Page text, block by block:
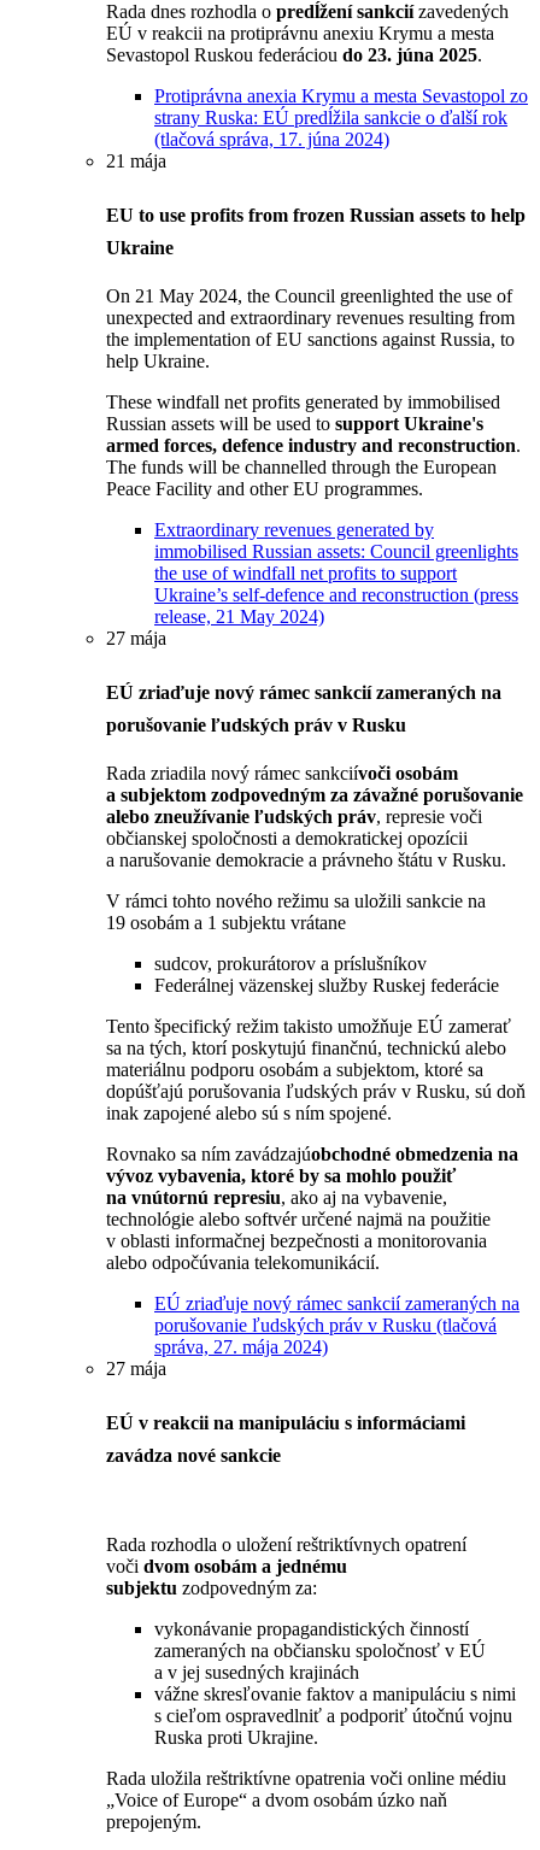
Rada dnes rozhodla o predĺžení sankciízavedených
EÚ v reakcii na protiprávnu anexiu Krymu a mesta
Sevastopol Ruskou federáciou do 23. júna 2025.
Protiprávna anexia Krymu a mesta Sevastopol zo
strany Ruska: EÚ predĺžila sankcie o ďalší rok
(tlačová správa, 17. júna 2024)
21 mája
EU to use profits from frozen Russian assets to help
Ukraine
On 21 May 2024, the Council greenlighted the use of
unexpected and extraordinary revenues resulting from
the implementation of EU sanctions against Russia, to
help Ukraine.
These windfall net profits generated by immobilised
Russian assets will be used to support Ukraine's
armed forces, defence industry and reconstruction.
The funds will be channelled through the European
Peace Facility and other EU programmes.
Extraordinary revenues generated by
immobilised Russian assets: Council greenlights
the use of windfall net profits to support
Ukraine’s self-defence and reconstruction (press
release, 21 May 2024)
27 mája
EÚ zriaďuje nový rámec sankcií zameraných na
porušovanie ľudských práv v Rusku
Rada zriadila nový rámec sankciívoči osobám
a subjektom zodpovedným za závažné porušovanie
alebo zneužívanie ľudských práv, represie voči
občianskej spoločnosti a demokratickej opozícii
a narušovanie demokracie a právneho štátu v Rusku.
V rámci tohto nového režimu sa uložili sankcie na
19 osobám a 1 subjektu vrátane
sudcov, prokurátorov a príslušníkov
Federálnej väzenskej služby Ruskej federácie
Tento špecifický režim takisto umožňuje EÚ zamerať
sa na tých, ktorí poskytujú finančnú, technickú alebo
materiálnu podporu osobám a subjektom, ktoré sa
dopúšťajú porušovania ľudských práv v Rusku, sú doň
inak zapojené alebo sú s ním spojené.
Rovnako sa ním zavádzajúobchodné obmedzenia na
vývoz vybavenia, ktoré by sa mohlo použiť
na vnútornú represiu, ako aj na vybavenie,
technológie alebo softvér určené najmä na použitie
v oblasti informačnej bezpečnosti a monitorovania
alebo odpočúvania telekomunikácií.
EÚ zriaďuje nový rámec sankcií zameraných na
porušovanie ľudských práv v Rusku (tlačová
správa, 27. mája 2024)
27 mája
EÚ v reakcii na manipuláciu s informáciami
zavádza nové sankcie
Rada rozhodla o uložení reštriktívnych opatrení
voči dvom osobám a jednému
subjektu zodpovedným za:
vykonávanie propagandistických činností
zameraných na občiansku spoločnosť v EÚ
a v jej susedných krajinách
vážne skresľovanie faktov a manipuláciu s nimi
s cieľom ospravedlniť a podporiť útočnú vojnu
Ruska proti Ukrajine.
Rada uložila reštriktívne opatrenia voči online médiu
„Voice of Europe“ a dvom osobám úzko naň
prepojeným.